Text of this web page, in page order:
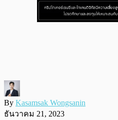
By Kasamsak Wongsanin
ธันวาคม 21, 2023